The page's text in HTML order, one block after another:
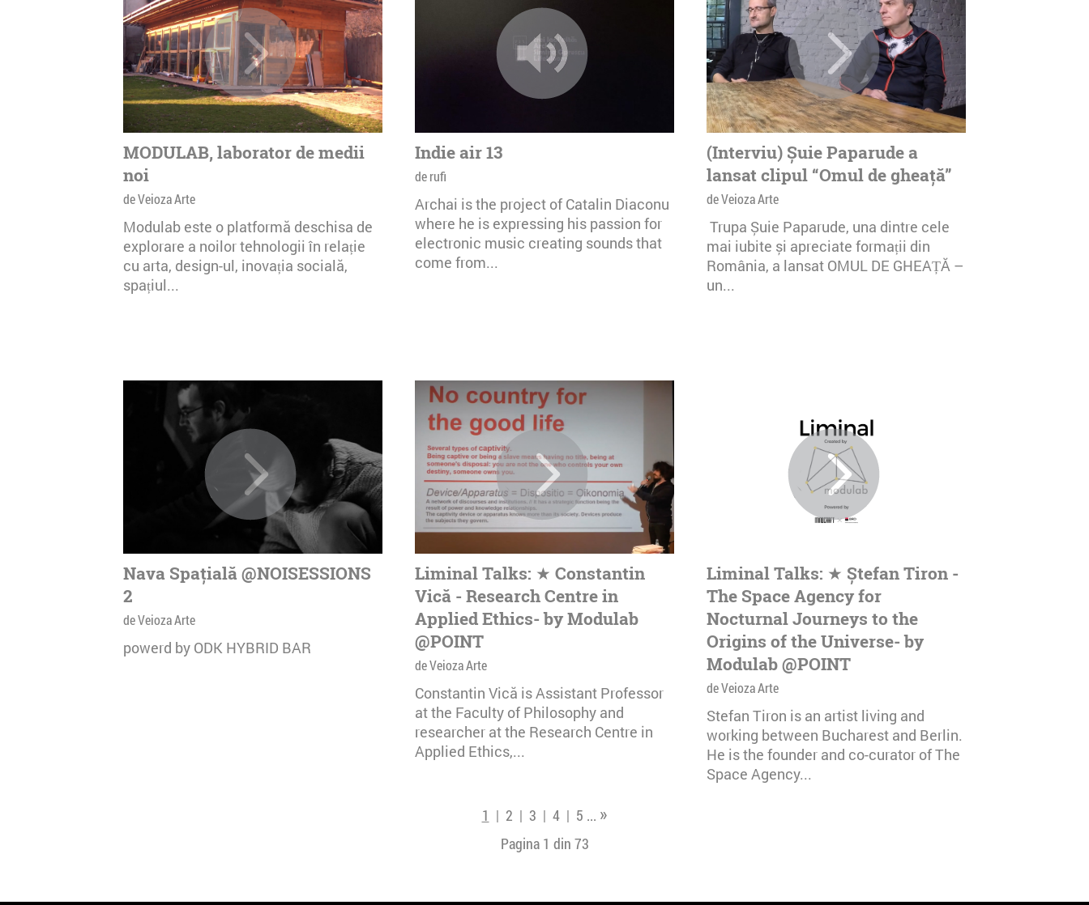
MODULAB, laborator de medii
noi
de Veioza Arte
Modulab este o platformă deschisa de
explorare a noilor tehnologii în relație
cu arta, design-ul, inovația socială,
spațiul...
Indie air 13
de rufi
Archai is the project of Catalin Diaconu
where he is expressing his passion for
electronic music creating sounds that
come from...
(Interviu) Șuie Paparude a
lansat clipul “Omul de gheață”
de Veioza Arte
Trupa Șuie Paparude, una dintre cele
mai iubite și apreciate formații din
România, a lansat OMUL DE GHEAȚĂ –
un...
Nava Spațială @NOISESSIONS
2
de Veioza Arte
powerd by ODK HYBRID BAR
Liminal Talks: ★ Constantin
Vică - Research Centre in
Applied Ethics- by Modulab
@POINT
de Veioza Arte
Constantin Vică is Assistant Professor
at the Faculty of Philosophy and
researcher at the Research Centre in
Applied Ethics,...
Liminal Talks: ★ Ștefan Tiron -
The Space Agency for
Nocturnal Journeys to the
Origins of the Universe- by
Modulab @POINT
de Veioza Arte
Stefan Tiron is an artist living and
working between Bucharest and Berlin.
He is the founder and co-curator of The
Space Agency...
1 | 2 | 3 | 4| 5 ... »
Pagina 1 din 73